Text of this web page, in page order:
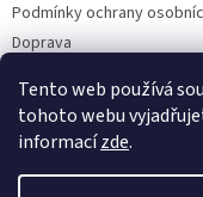
Tento web používá
tohoto webu
informacízde.
Podmínky ochrany
Doprava
Cenné tipy a rady